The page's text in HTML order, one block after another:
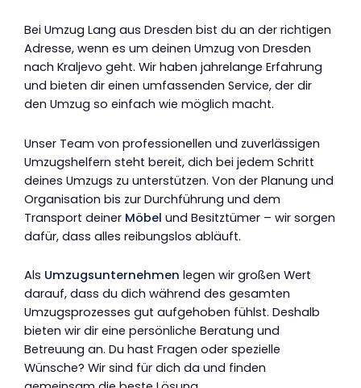
Bei Umzug Lang aus Dresden bist du an der richtigen
Adresse, wenn es um deinen Umzug von Dresden
nach Kraljevo geht. Wir haben jahrelange Erfahrung
und bieten dir einen umfassenden Service, der dir
den Umzug so einfach wie möglich macht.
Unser Team von professionellen und zuverlässigen
Umzugshelfern steht bereit, dich bei jedem Schritt
deines Umzugs zu unterstützen. Von der Planung und
Organisation bis zur Durchführung und dem
Transport deiner Möbel und Besitztümer – wir sorgen
dafür, dass alles reibungslos abläuft.
Als Umzugsunternehmen legen wir großen Wert
darauf, dass du dich während des gesamten
Umzugsprozesses gut aufgehoben fühlst. Deshalb
bieten wir dir eine persönliche Beratung und
Betreuung an. Du hast Fragen oder spezielle
Wünsche? Wir sind für dich da und finden